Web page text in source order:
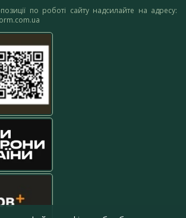
по роботі сайту надсилайте на адресу: